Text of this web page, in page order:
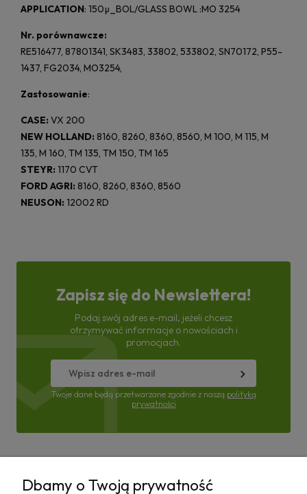
APPLICATION: 150µ_BOL/GLASS BOWL :MO 3254
Nr. porównawcze:
RE516477, 87801341, SK3483, 33802, 533802, SN70172, P55-
1437, FG2034, MO3254,
Zastosowanie:
CASE: VX 200
NEW HOLLAND: 8160, 8260, 8360, 8560, M 100, M 115, M
135, M 160, TM 135, TM 150, TM 165
STEYR: 1170 CVT
FORD AGRI: 8160, 8260, 8360, 8560
NEUSON: 12002 RD
Zapisz się do Newslettera!
Podaj swój adres e-mail, jeżeli chcesz
otrzymywać informacje o nowościach i
promocjach.
Twoje dane będą przetwarzane zgodnie z naszą polityką
prywatności
Dbamy o Twoją prywatność